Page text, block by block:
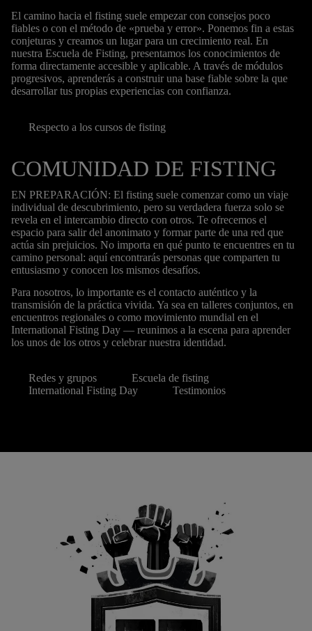
El camino hacia el fisting suele empezar con consejos poco
fiables o con el método de «prueba y error». Ponemos fin a estas
conjeturas y creamos un lugar para un crecimiento real. En
nuestra Escuela de Fisting, presentamos los conocimientos de
forma directamente accesible y aplicable. A través de módulos
progresivos, aprenderás a construir una base fiable sobre la que
desarrollar tus propias experiencias con confianza.
Respecto a los cursos de fisting
COMUNIDAD DE FISTING
EN PREPARACIÓN: El fisting suele comenzar como un viaje
individual de descubrimiento, pero su verdadera fuerza solo se
revela en el intercambio directo con otros. Te ofrecemos el
espacio para salir del anonimato y formar parte de una red que
actúa sin prejuicios. No importa en qué punto te encuentres en tu
camino personal: aquí encontrarás personas que comparten tu
entusiasmo y conocen los mismos desafíos.
Para nosotros, lo importante es el contacto auténtico y la
transmisión de la práctica vivida. Ya sea en talleres conjuntos, en
encuentros regionales o como movimiento mundial en el
International Fisting Day — reunimos a la escena para aprender
los unos de los otros y celebrar nuestra identidad.
Redes y grupos
Escuela de fisting
International Fisting Day
Testimonios